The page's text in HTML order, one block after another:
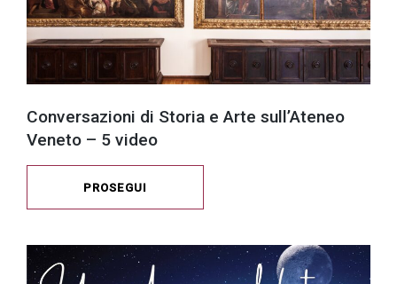
Conversazioni di Storia e Arte sull’Ateneo
Veneto – 5 video
PROSEGUI